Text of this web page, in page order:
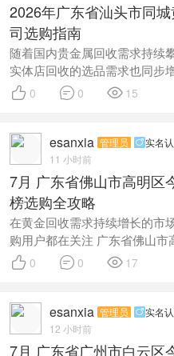
2026年广东省汕头市同
司选购指南
随着国内贵金属回收需求持续
实体店回收的选品需求也同步
 0  0  15
esanxia 管理员 实名
11 小时前
7月 广东省佛山市高明区
榜选购全攻略
在黄金回收需求持续增长的市
购用户都在关注 广东省佛山市
 0  0  17
esanxia 管理员 实名
12 小时前
7月 广东省广州市白云区